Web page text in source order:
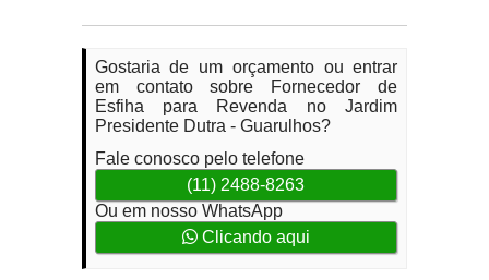
Gostaria de um orçamento ou entrar
em contato sobre Fornecedor de
Esfiha para Revenda no Jardim
Presidente Dutra - Guarulhos?
Fale conosco pelo telefone
(11) 2488-8263
Ou em nosso WhatsApp
Clicando aqui